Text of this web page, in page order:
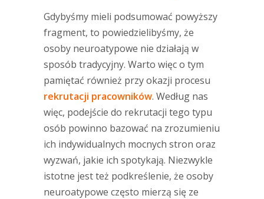
Gdybyśmy mieli podsumować powyższy
fragment, to powiedzielibyśmy, że
osoby neuroatypowe nie działają w
sposób tradycyjny. Warto więc o tym
pamiętać również przy okazji procesu
rekrutacji pracowników. Według nas
więc, podejście do rekrutacji tego typu
osób powinno bazować na zrozumieniu
ich indywidualnych mocnych stron oraz
wyzwań, jakie ich spotykają. Niezwykle
istotne jest też podkreślenie, że osoby
neuroatypowe często mierzą się ze